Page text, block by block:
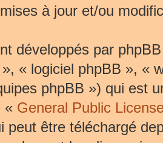
à jour et/ou
développés par
« logiciel phpBB », «
phpBB ») qui est
« General Public
peut être téléchargé